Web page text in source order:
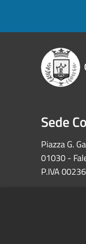
Sede
Piazza G.
01030 -
P.IVA
Ccp